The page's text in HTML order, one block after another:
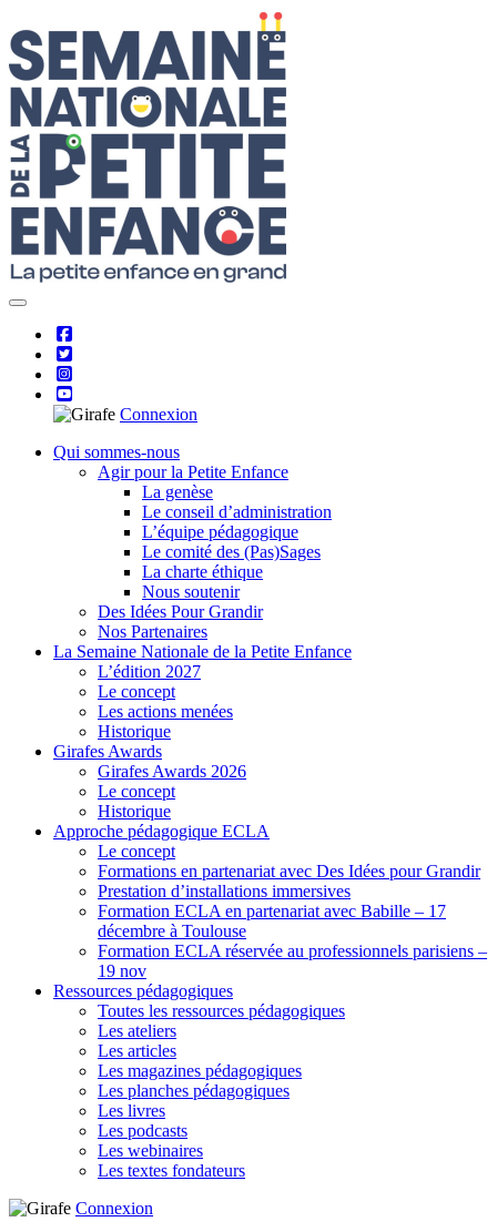
to
content
Connexion
Qui sommes-nous
Agir pour la Petite Enfance
La genèse
Le conseil d’administration
L’équipe pédagogique
Le comité des (Pas)Sages
La charte éthique
Nous soutenir
Des Idées Pour Grandir
Nos Partenaires
La Semaine Nationale de la Petite Enfance
L’édition 2027
Le concept
Les actions menées
Historique
Girafes Awards
Girafes Awards 2026
Le concept
Historique
Approche pédagogique ECLA
Le concept
Formations en partenariat avec Des Idées pour Grandir
Prestation d’installations immersives
Formation ECLA en partenariat avec Babille – 17
décembre à Toulouse
Formation ECLA réservée au professionnels parisiens –
19 nov
Ressources pédagogiques
Toutes les ressources pédagogiques
Les ateliers
Les articles
Les magazines pédagogiques
Les planches pédagogiques
Les livres
Les podcasts
Les webinaires
Les textes fondateurs
Connexion